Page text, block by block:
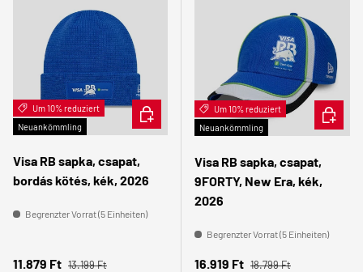
Um 10% reduziert
Neuankömmling
Visa RB sapka, csapat,
bordás kötés, kék, 2026
Begrenzter Vorrat (5 Einheiten)
Verkaufspreis
11.879 Ft Normaler Preis
13.199 Ft
IN DEN WARENKORBUm 10% reduziert
Neuankömmling
Visa RB sapka, csapat,
9FORTY, New Era, kék,
2026
Begrenzter Vorrat (5 Einheiten)
Verkaufspreis
16.919 Ft Normaler Preis
18.799 Ft
IN DEN